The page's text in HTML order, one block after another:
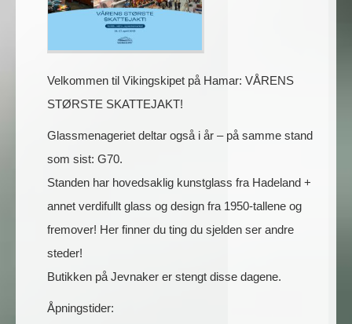
Velkommen til Vikingskipet på Hamar: VÅRENS
STØRSTE SKATTEJAKT!
Glassmenageriet deltar også i år – på samme stand
som sist: G70.
Standen har hovedsaklig kunstglass fra Hadeland +
annet verdifullt glass og design fra 1950-tallene og
fremover! Her finner du ting du sjelden ser andre
steder!
Butikken på Jevnaker er stengt disse dagene.
Åpningstider: